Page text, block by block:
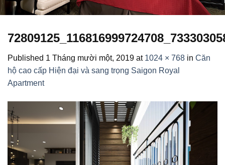
Published 1 Tháng mười một, 2019 at 1024 × 768 in Căn
hộ cao cấp Hiện đại và sang trọng Saigon Royal
Apartment